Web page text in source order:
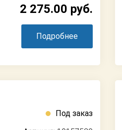
2 275.00 руб.
Подробнее
Под заказ